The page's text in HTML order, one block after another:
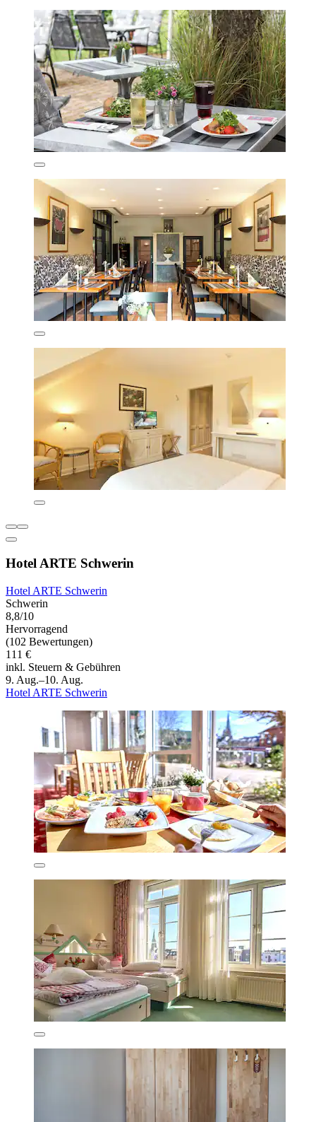
Hotel ARTE Schwerin
Hotel ARTE Schwerin
Schwerin
8,8/10
Hervorragend
(102 Bewertungen)
111 €
inkl. Steuern & Gebühren
9. Aug.–10. Aug.
Hotel ARTE Schwerin